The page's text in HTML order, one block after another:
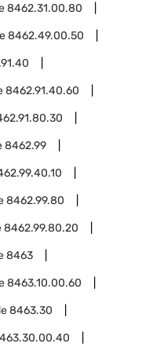
8462.31.00.80
8462.49.00.50
8462.91.40.60
8462.99
8462.99.80
8462.99.80.20
8463
8463.10.00.60
8463.30